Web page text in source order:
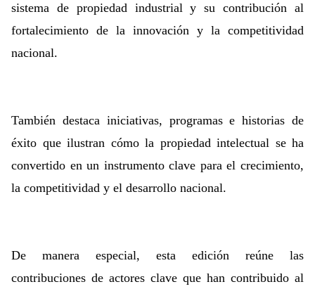
sistema de propiedad industrial y su contribución al
fortalecimiento de la innovación y la competitividad
nacional.
También destaca iniciativas, programas e historias de
éxito que ilustran cómo la propiedad intelectual se ha
convertido en un instrumento clave para el crecimiento,
la competitividad y el desarrollo nacional.
De manera especial, esta edición reúne las
contribuciones de actores clave que han contribuido al